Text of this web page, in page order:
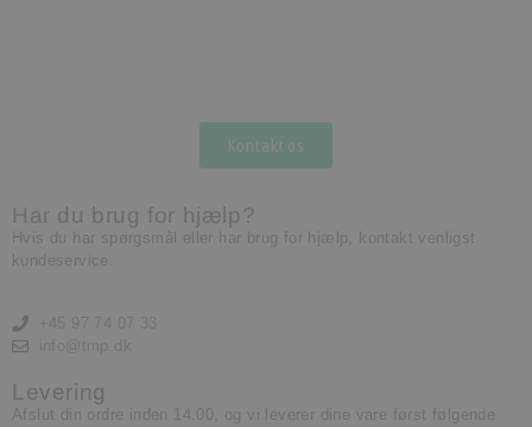
Kontakt os
Har du brug for hjælp?
Hvis du har spørgsmål eller har brug for hjælp, kontakt venligst
kundeservice.
Levering
Afslut din ordre inden 14.00, og vi leverer dine vare først følgende